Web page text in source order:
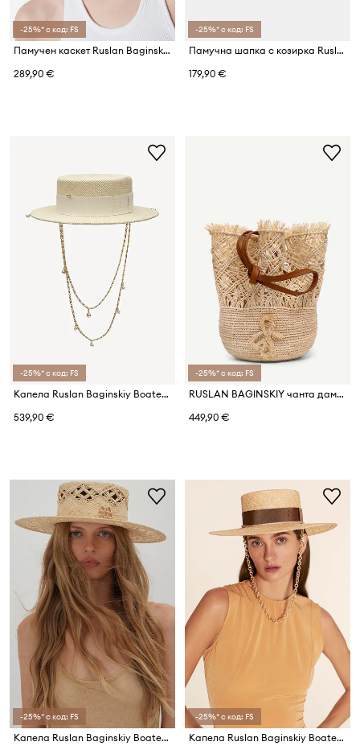
-25%* с код: FS
Памучен каскет Ruslan Baginskiy Baker Boy Cap
289,90 €
-25%* с код: FS
Памучна шапка с козирка Ruslan Baginskiy Baseball Cap
179,90 €
-25%* с код: FS
Капела Ruslan Baginskiy Boater Hat
539,90 €
-25%* с код: FS
RUSLAN BAGINSKIY чанта дамска от сплетена материя The HatBag
449,90 €
-25%* с код: FS
Капела Ruslan Baginskiy Boater Hat
-25%* с код: FS
Капела Ruslan Baginskiy Boater Hat